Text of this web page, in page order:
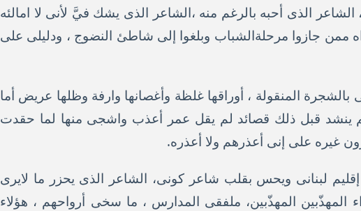
الذى أحبه بالرغم منه ،الشاعر الذى يشك فيَّ لأنى لا امالئه
ممن جازوا مرحلةالشباب وبلغوا إلى شاطئ النضوج ، ودليلى على
المنقولة ، أوراقها غلظة وأغصانها وارفة وظلها عريض أما
ينشد قبل ذلك قصائد لم يقل عمر أعذب واشجى منها لما حقدت
غيره على إنى أعذرهم ولا أعذره.
لبنانى ويحس بقلب شاعر كونى، الشاعر الذى يحزر ما لايرى
المهذّبين المهذّبين، ملفقى المدارس ، ما سخى أرواحهم ، هؤلاء